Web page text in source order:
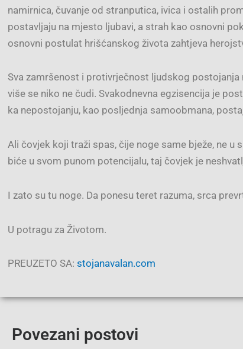
namirnica, čuvanje od stranputica, ivica i ostalih
postavljaju na mjesto ljubavi, a strah kao osnovni
osnovni postulat hrišćanskog života zahtjeva
Sva zamršenost i protivrječnost ljudskog
više se niko ne čudi. Svakodnevna egzisencija je
ka nepostojanju, kao posljednja samoobmana,
Ali čovjek koji traži spas, čije noge same bježe, ne
biće u svom punom potencijalu, taj čovjek je
I zato su tu noge. Da ponesu teret razuma, srca
U potragu za Životom.
PREUZETO SA: stojanavalan.com
Povezani postovi